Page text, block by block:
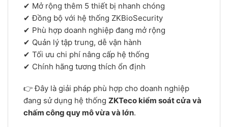
✔ Mở rộng thêm 5 thiết bị nhanh chóng
✔ Đồng bộ với hệ thống ZKBioSecurity
✔ Phù hợp doanh nghiệp đang mở rộng
✔ Quản lý tập trung, dễ vận hành
✔ Tối ưu chi phí nâng cấp hệ thống
✔ Chính hãng tương thích ổn định
👉 Đây là giải pháp phù hợp cho doanh nghiệp
đang sử dụng hệ thống ZKTeco kiểm soát cửa và
chấm công quy mô vừa và lớn.